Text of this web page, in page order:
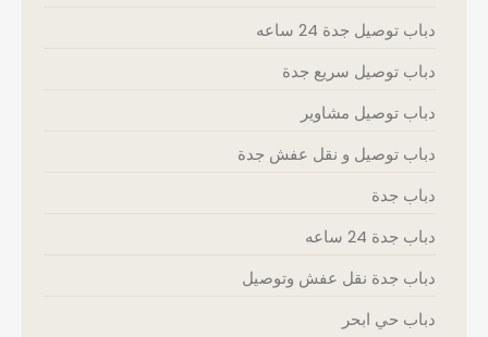
دباب توصيل جدة 24 ساعه
دباب توصيل سريع جدة
دباب توصيل مشاوير
دباب توصيل و نقل عفش جدة
دباب جدة
دباب جدة 24 ساعه
دباب جدة نقل عفش وتوصيل
دباب حي ابحر